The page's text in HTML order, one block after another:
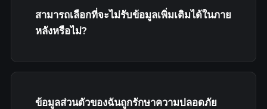
สามารถเลือกที่จะไม่รับข้อมูลเพิ่มเติมได้ในภาย
หลังหรือไม่?
ข้อมูลส่วนตัวของฉันถูกรักษาความปลอดภัย